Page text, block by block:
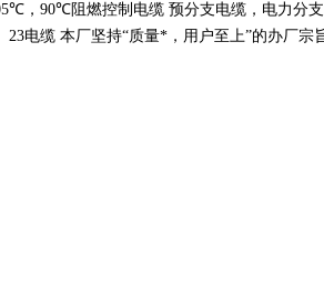
℃ ，90℃阻燃控制电缆 预分支电缆，电力分
23电缆 本厂坚持“质量*，用户至上”的办厂宗